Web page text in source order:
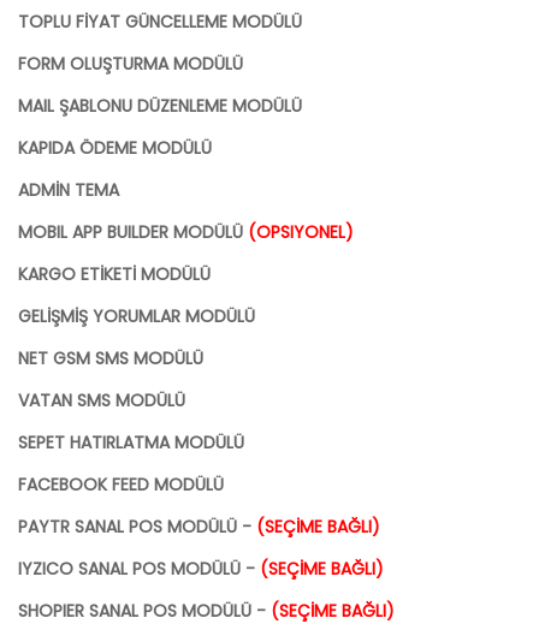
TOPLU FİYAT GÜNCELLEME MODÜLÜ
FORM OLUŞTURMA MODÜLÜ
MAIL ŞABLONU DÜZENLEME MODÜLÜ
KAPIDA ÖDEME MODÜLÜ
ADMİN TEMA
MOBIL APP BUILDER MODÜLÜ (OPSIYONEL)
KARGO ETİKETİ MODÜLÜ
GELİŞMİŞ YORUMLAR MODÜLÜ
NET GSM SMS MODÜLÜ
VATAN SMS MODÜLÜ
SEPET HATIRLATMA MODÜLÜ
FACEBOOK FEED MODÜLÜ
PAYTR SANAL POS MODÜLÜ - (SEÇİME BAĞLI)
IYZICO SANAL POS MODÜLÜ - (SEÇİME BAĞLI)
SHOPIER SANAL POS MODÜLÜ - (SEÇİME BAĞLI)